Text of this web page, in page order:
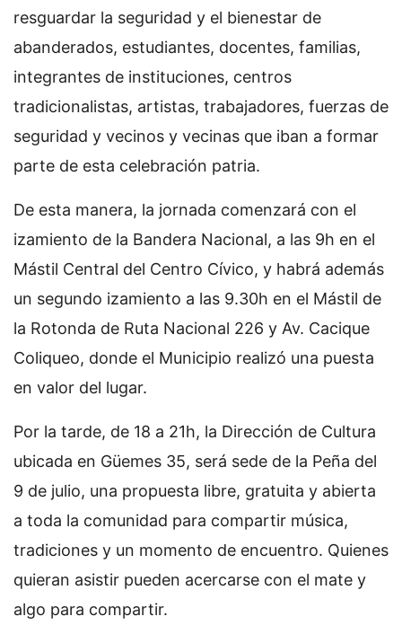
resguardar la seguridad y el bienestar de
abanderados, estudiantes, docentes, familias,
integrantes de instituciones, centros
tradicionalistas, artistas, trabajadores, fuerzas de
seguridad y vecinos y vecinas que iban a formar
parte de esta celebración patria.
De esta manera, la jornada comenzará con el
izamiento de la Bandera Nacional, a las 9h en el
Mástil Central del Centro Cívico, y habrá además
un segundo izamiento a las 9.30h en el Mástil de
la Rotonda de Ruta Nacional 226 y Av. Cacique
Coliqueo, donde el Municipio realizó una puesta
en valor del lugar.
Por la tarde, de 18 a 21h, la Dirección de Cultura
ubicada en Güemes 35, será sede de la Peña del
9 de julio, una propuesta libre, gratuita y abierta
a toda la comunidad para compartir música,
tradiciones y un momento de encuentro. Quienes
quieran asistir pueden acercarse con el mate y
algo para compartir.